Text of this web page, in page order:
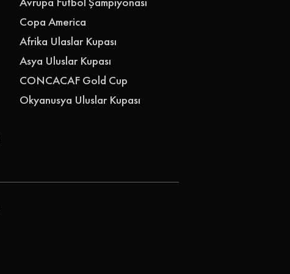
Copa America
Afrika Ulaslar Kupası
Asya Uluslar Kupası
CONCACAF Gold Cup
Okyanusya Uluslar Kupası